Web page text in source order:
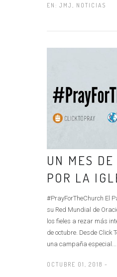
EN: JMJ , NOTICIAS
UN MES DE
POR LA
#PrayForTheChurch El
su Red Mundial de
los fieles a rezar más
de octubre. Desde Click
una campaña especial...
OCTUBRE 01, 2018 -